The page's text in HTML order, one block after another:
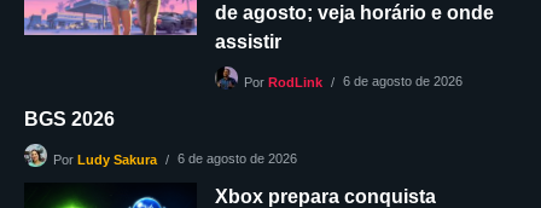
de agosto; veja horário e onde
assistir
Por RodLink 6 de agosto de 2026
BGS 2026
Por Ludy Sakura 6 de agosto de 2026
Xbox prepara conquista